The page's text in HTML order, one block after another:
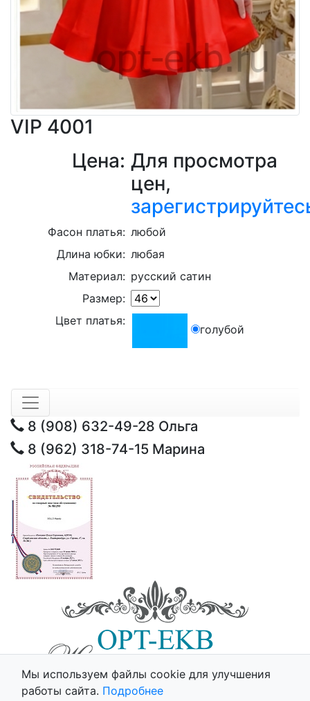
VIP 4001
Цена: Для просмотра
цен,
Фасон платья: любой
Длина юбки: любая
Материал: русский сатин
Размер:
Цвет платья:
голубой
8 (908) 632-49-28 Ольга
8 (962) 318-74-15 Марина
© 2025 - Opt-Ekb.ru, Все права защищены.
Политика использования cookie
Мы используем файлы cookie для улучшения
работы сайта. Подробнее